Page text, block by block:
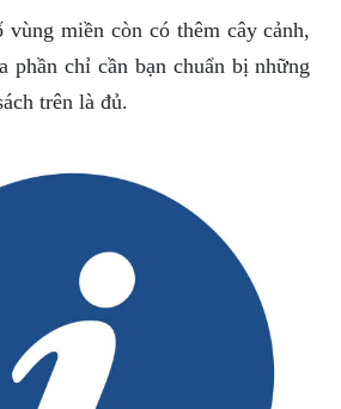
miền còn có thêm cây cảnh,
chỉ cần bạn chuẩn bị những
trên là đủ.